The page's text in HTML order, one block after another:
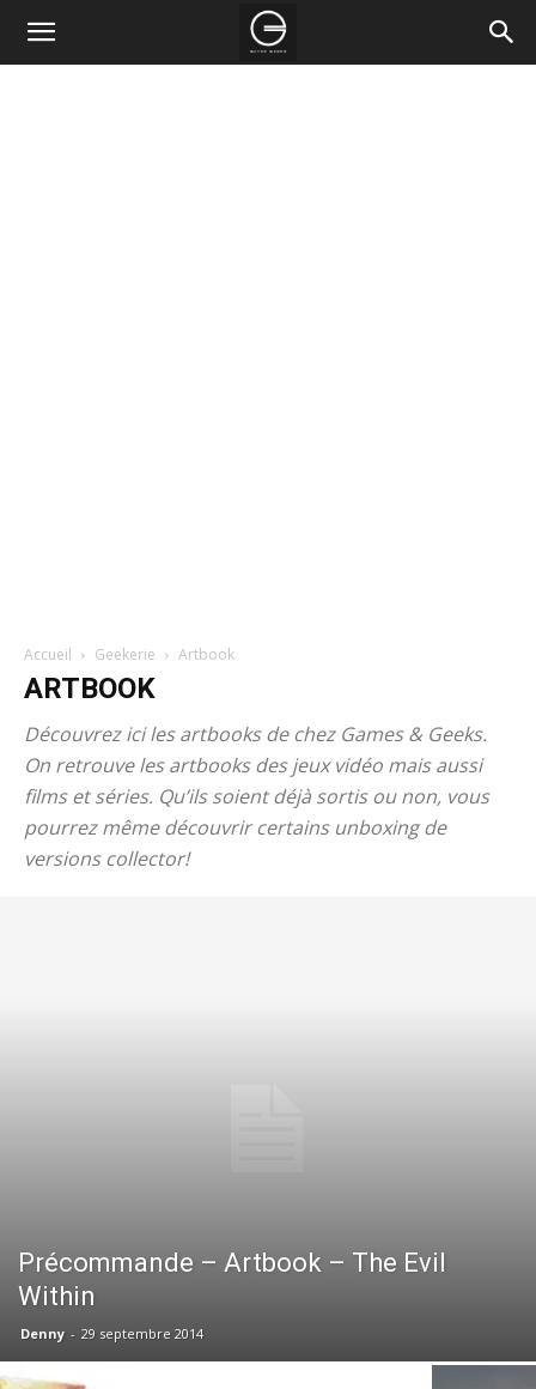
Accueil Geekerie Artbook
ARTBOOK
Découvrez ici les artbooks de chez Games & Geeks.
On retrouve les artbooks des jeux vidéo mais aussi
films et séries. Qu’ils soient déjà sortis ou non, vous
pourrez même découvrir certains unboxing de
versions collector!
Précommande – Artbook – The Evil
Within
Denny - 29 septembre 2014